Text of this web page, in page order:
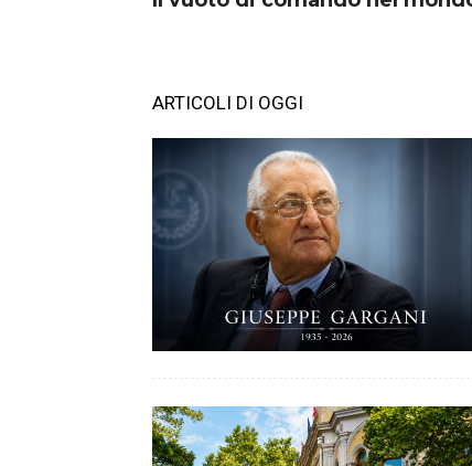
ARTICOLI DI OGGI